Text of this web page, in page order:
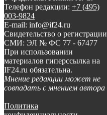
Телефон редакции: +7 (495)
003-9824
E-mail: info@if24.ru
Свидетельство о регистрации
СМИ: ЭЛ № ФС 77 - 67477
При использовании
материалов гиперссылка на
IF24.ru обязательна.
Мнение редакции может не
совпадать с мнением автора
Политика